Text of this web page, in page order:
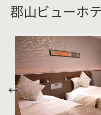
郡山ビューホ